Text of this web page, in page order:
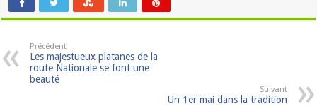
Précédent
Les majestueux platanes de la
route Nationale se font une
beauté
Suivant
Un 1er mai dans la tradition